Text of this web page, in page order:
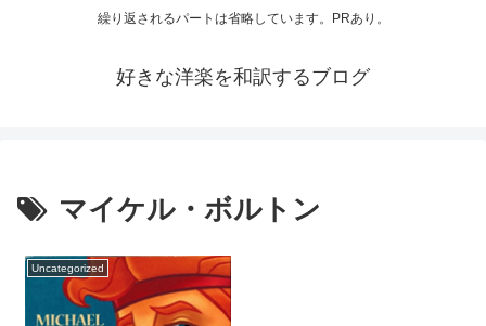
繰り返されるパートは省略しています。PRあり。
好きな洋楽を和訳するブログ
マイケル・ボルトン
Uncategorized